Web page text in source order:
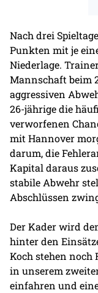
Nach drei
Punkten mit je
Niederlage.
Mannschaft beim
aggressiven
26-jährige die
verworfenen
mit Hannover
darum, die
Kapital daraus
stabile Abwehr
Abschlüssen
Der Kader wird
hinter den
Koch stehen
in unserem
einfahren und